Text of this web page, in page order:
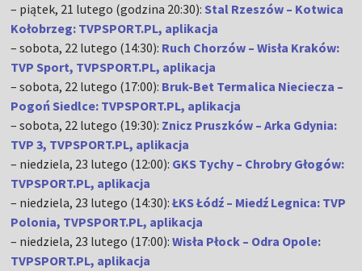
– piątek, 21 lutego (godzina 20:30): Stal Rzeszów – Kotwica
Kołobrzeg: TVPSPORT.PL, aplikacja
– sobota, 22 lutego (14:30): Ruch Chorzów – Wisła Kraków:
TVP Sport, TVPSPORT.PL, aplikacja
– sobota, 22 lutego (17:00): Bruk-Bet Termalica Nieciecza –
Pogoń Siedlce: TVPSPORT.PL, aplikacja
– sobota, 22 lutego (19:30): Znicz Pruszków – Arka Gdynia:
TVP 3, TVPSPORT.PL, aplikacja
– niedziela, 23 lutego (12:00): GKS Tychy – Chrobry Głogów:
TVPSPORT.PL, aplikacja
– niedziela, 23 lutego (14:30):ŁKS Łódź – Miedź Legnica: TVP
Polonia, TVPSPORT.PL, aplikacja
– niedziela, 23 lutego (17:00):Wisła Płock – Odra Opole:
TVPSPORT.PL, aplikacja